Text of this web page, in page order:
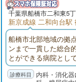
千葉県船橋市二和東5
新京成線 二和向台駅
船橋市北部地域の拠
ンまで一貫した総合
とができる病院とし
した。船橋二和病院
クリニック（主に健
内科・消化